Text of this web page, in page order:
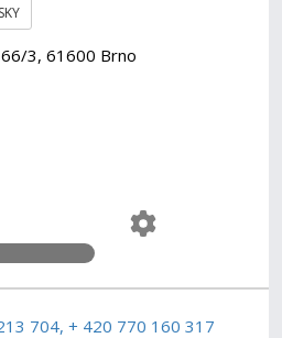
3, 61600 Brno
704, + 420 770 160 317